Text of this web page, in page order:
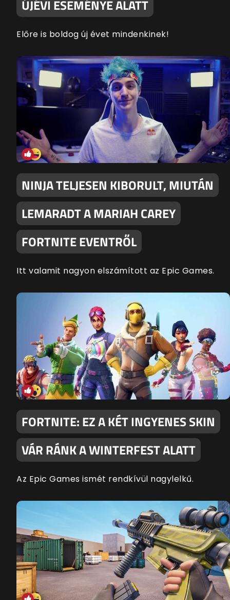
ÚJÉVI ESEMÉNYE ALATT
Előre is boldog új évet mindenkinek!
NINJA TELJESEN KIBORULT, MIUTÁN
LEMARADT A MARIAH CAREY
FORTNITE EVENTRŐL
Itt valamit nagyon elszámított az Epic Games.
FORTNITE: EZ A KÉT INGYENES SKIN
VÁR RÁNK A WINTERFEST ALATT
Az Epic Games ismét rendkívül nagylelkű.